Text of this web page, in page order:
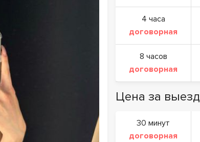
4 часа
договорная
8 часов
договорная
Цена за выезд
30 минут
договорная